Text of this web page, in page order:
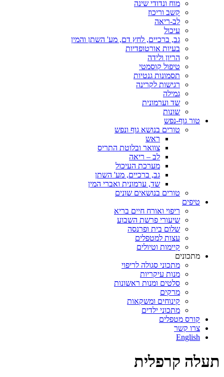
מוח ונדודי שינה
קשב וריכוז
לב-ריאה
עיכול
גב, ברכיים, לחץ דם, מע' השתן והמין
בעיות אורטופדיות
הריון ולידה
טיפול קוסמטי
תסמונות גנטיות
רגישות לקרינה
גמילה
שד וערמונית
שונות
טור גוף-נפש
טורים בנושא גוף ונפש
ראש
צוואר ובלוטת התריס
לב – ריאה
מערכת העיכול
גב, ברכיים, מע' השתן
שד, ערמונית ואברי המין
טורים בנושאים שונים
טיפים
ריפוי ואורח חיים בריא
שיעורי פרשת השבוע
שלום בית ופרנסה
עצות למטפלים
קיימות וטיולים
מתכונים
מתכוני סגולה לריפוי
מנות עיקריות
סלטים ומנות ראשונות
מרקים
קינוחים ומשקאות
מתכוני ילדים
קורס מטפלים
צרו קשר
English
תעלה קרפלית